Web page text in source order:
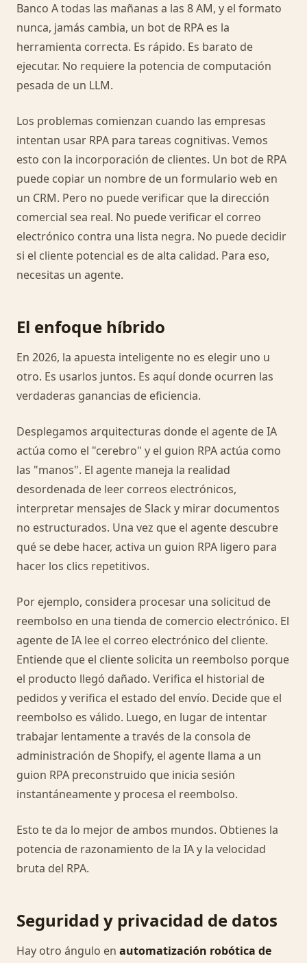
Banco A todas las mañanas a las 8 AM, y el formato
nunca, jamás cambia, un bot de RPA es la
herramienta correcta. Es rápido. Es barato de
ejecutar. No requiere la potencia de computación
pesada de un LLM.
Los problemas comienzan cuando las empresas
intentan usar RPA para tareas cognitivas. Vemos
esto con la incorporación de clientes. Un bot de RPA
puede copiar un nombre de un formulario web en
un CRM. Pero no puede verificar que la dirección
comercial sea real. No puede verificar el correo
electrónico contra una lista negra. No puede decidir
si el cliente potencial es de alta calidad. Para eso,
necesitas un agente.
El enfoque híbrido
En 2026, la apuesta inteligente no es elegir uno u
otro. Es usarlos juntos. Es aquí donde ocurren las
verdaderas ganancias de eficiencia.
Desplegamos arquitecturas donde el agente de IA
actúa como el "cerebro" y el guion RPA actúa como
las "manos". El agente maneja la realidad
desordenada de leer correos electrónicos,
interpretar mensajes de Slack y mirar documentos
no estructurados. Una vez que el agente descubre
qué se debe hacer, activa un guion RPA ligero para
hacer los clics repetitivos.
Por ejemplo, considera procesar una solicitud de
reembolso en una tienda de comercio electrónico. El
agente de IA lee el correo electrónico del cliente.
Entiende que el cliente solicita un reembolso porque
el producto llegó dañado. Verifica el historial de
pedidos y verifica el estado del envío. Decide que el
reembolso es válido. Luego, en lugar de intentar
trabajar lentamente a través de la consola de
administración de Shopify, el agente llama a un
guion RPA preconstruido que inicia sesión
instantáneamente y procesa el reembolso.
Esto te da lo mejor de ambos mundos. Obtienes la
potencia de razonamiento de la IA y la velocidad
bruta del RPA.
Seguridad y privacidad de datos
Hay otro ángulo en automatización robótica de